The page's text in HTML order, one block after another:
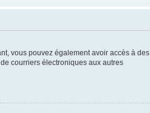
vous pouvez également avoir accès à des
courriers électroniques aux autres